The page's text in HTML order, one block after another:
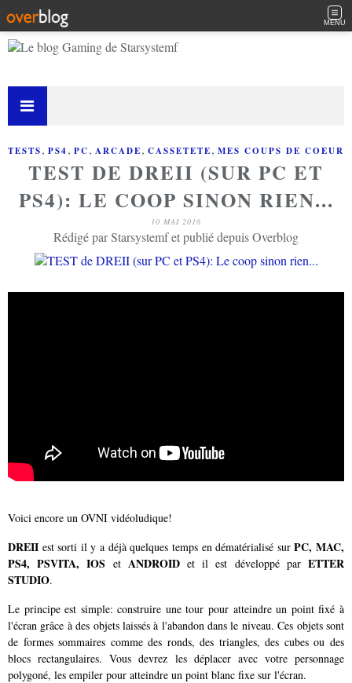
MENU
TESTS, PS4, PC, ARCADE, CASSETETE, MES COUPS DE COEUR
TEST DE DREII (SUR PC ET
PS4): LE COOP SINON RIEN...
10 MAI 2016
Rédigé par Starsystemf et publié depuis Overblog
Voici encore un OVNI vidéoludique!
DREII est sorti il y a déjà quelques temps en dématérialisé surPC, MAC,
PS4, PSVITA, IOS et ANDROIDet il est développé parETTER
STUDIO.
Le principe est simple: construire une tour pour atteindre un point fixé à
l'écran grâce à des objets laissés à l'abandon dans le niveau. Ces objets sont
de formes sommaires comme des ronds, des triangles, des cubes ou des
blocs rectangulaires. Vous devrez les déplacer avec votre personnage
polygoné, les empiler pour atteindre un point blanc fixe sur l'écran.